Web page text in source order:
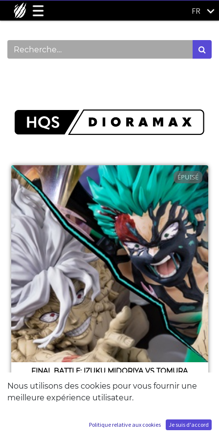
FR
ÉPUISÉ
FINAL BATTLE: IZUKU MIDORIYA VS TOMURA
1 665,83€ H.T
ÉPUISÉ
Nous utilisons des cookies pour vous fournir une
meilleure expérience utilisateur.
Politique relative aux cookies Je suis d'accord